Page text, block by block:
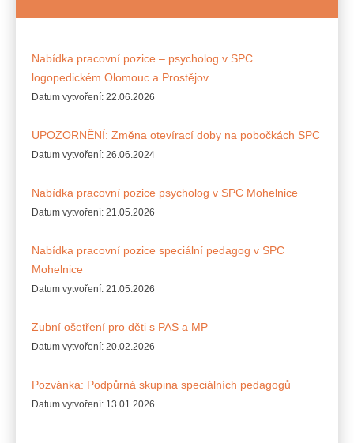
Nabídka pracovní pozice – psycholog v SPC
logopedickém Olomouc a Prostějov
Datum vytvoření: 22.06.2026
UPOZORNĚNÍ: Změna otevírací doby na pobočkách SPC
Datum vytvoření: 26.06.2024
Nabídka pracovní pozice psycholog v SPC Mohelnice
Datum vytvoření: 21.05.2026
Nabídka pracovní pozice speciální pedagog v SPC
Mohelnice
Datum vytvoření: 21.05.2026
Zubní ošetření pro děti s PAS a MP
Datum vytvoření: 20.02.2026
Pozvánka: Podpůrná skupina speciálních pedagogů
Datum vytvoření: 13.01.2026